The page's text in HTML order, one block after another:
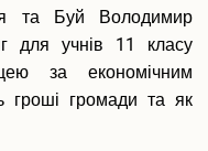
дисертацій на здобуття
та Буй Володимир
для учнів 11 класу
за економічним
гроші громади та як